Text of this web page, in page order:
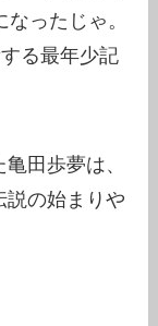
ったじゃ。
る最年少記
田歩夢は、
説の始まりや